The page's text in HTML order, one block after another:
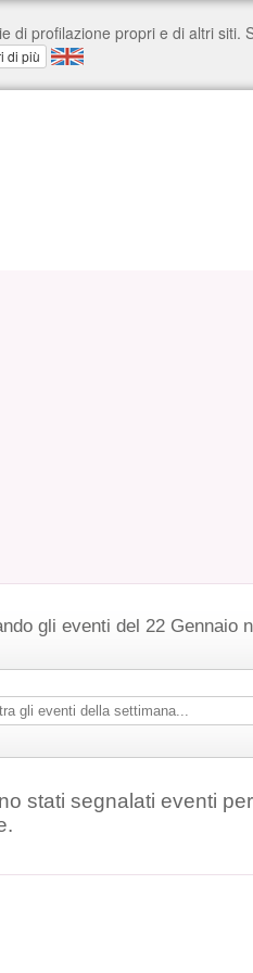
gli eventi del 22 Gennaio
stati segnalati eventi